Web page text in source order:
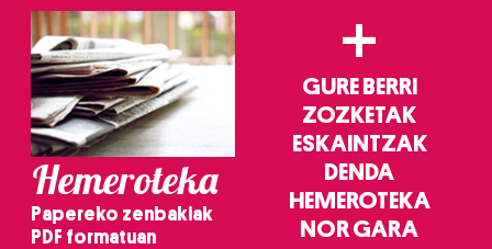
Hemeroteka
Papereko zenbakiak
PDF formatuan
+
GURE BERRI
ZOZKETAK
ESKAINTZAK
DENDA
HEMEROTEKA
NOR GARA